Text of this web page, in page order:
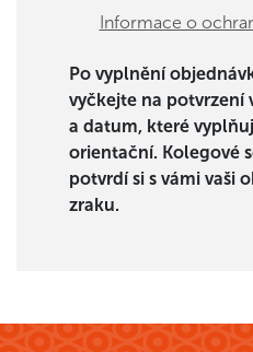
Informace o
Po vyplnění
vyčkejte na potvrzení
a datum, které
orientační. Kolegové
potvrdí si s vámi vaši
zraku.